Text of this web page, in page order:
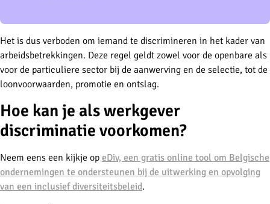
Het is dus verboden om iemand te discrimineren in het kader van
arbeidsbetrekkingen. Deze regel geldt zowel voor de openbare als
voor de particuliere sector bij de aanwerving en de selectie, tot de
loonvoorwaarden, promotie en ontslag.
Hoe kan je als werkgever
discriminatie voorkomen?
Neem eens een kijkje op eDiv, een gratis online tool om Belgische
ondernemingen te ondersteunen bij de uitwerking en opvolging
van een inclusief diversiteitsbeleid.